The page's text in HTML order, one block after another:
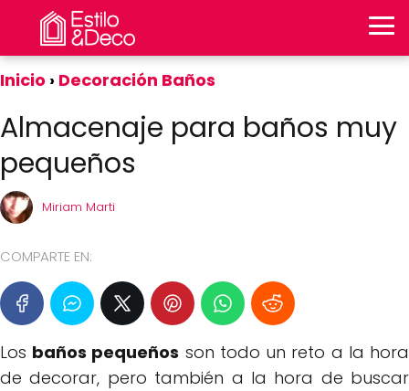
Inicio Decoración Baños
Almacenaje para baños muy
pequeños
Miriam Marti
COMPARTE EN:
Los baños pequeños son todo un reto a la hora
de decorar, pero también a la hora de buscar